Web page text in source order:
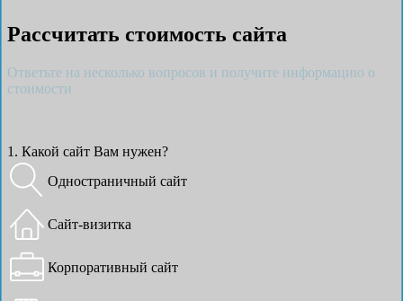
Рассчитать стоимость сайта
Ответьте на несколько вопросов и получите информацию о
стоимости
1. Какой сайт Вам нужен?
Одностраничный сайт
Сайт-визитка
Корпоративный сайт